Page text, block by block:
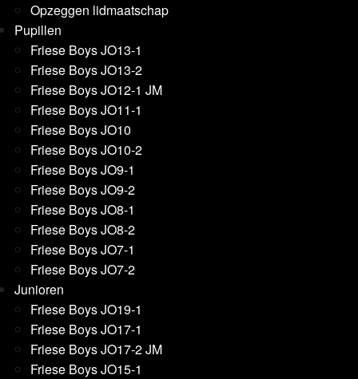
Opzeggen lidmaatschap
Pupillen
Friese Boys JO13-1
Friese Boys JO13-2
Friese Boys JO12-1 JM
Friese Boys JO11-1
Friese Boys JO10
Friese Boys JO10-2
Friese Boys JO9-1
Friese Boys JO9-2
Friese Boys JO8-1
Friese Boys JO8-2
Friese Boys JO7-1
Friese Boys JO7-2
Junioren
Friese Boys JO19-1
Friese Boys JO17-1
Friese Boys JO17-2 JM
Friese Boys JO15-1